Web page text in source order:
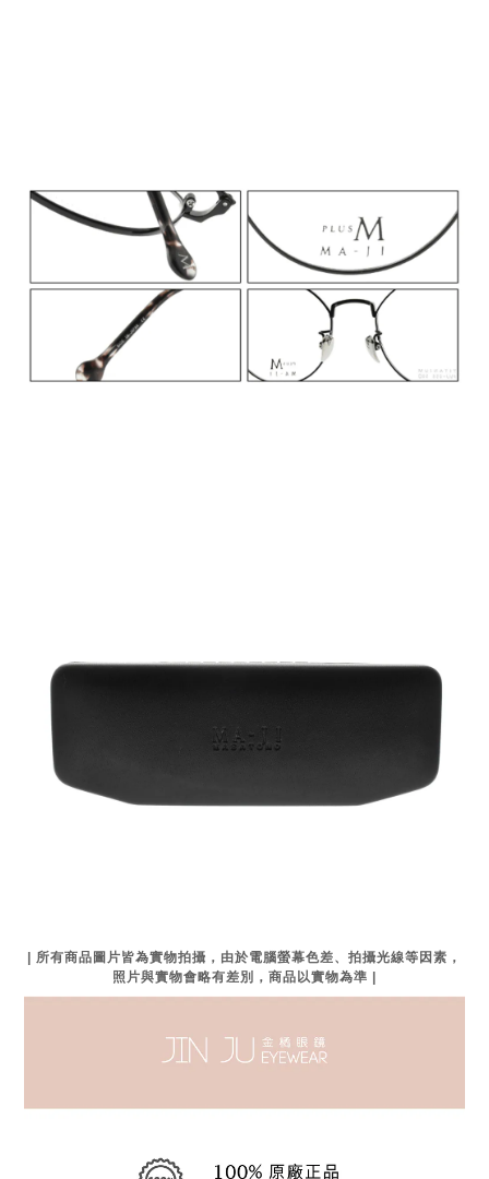
| 所有商品圖片皆為實物拍攝，由於電腦螢幕色差、拍攝光線等因素，
照片與實物會略有差別，商品以實物為準 |